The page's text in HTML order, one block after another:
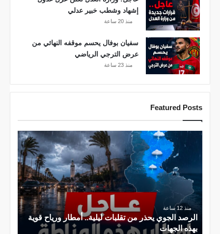
إشهاد وشطب خبير عدلي
منذ 20 ساعة
سفيان بوفال يحسم موقفه النهائي من
عرض الترجي الرياضي
منذ 23 ساعة
Featured Posts
ا
ا
منذ 12 ساعة
الرصد الجوي يحذر من تقلبات ليلية.. أمطار ورياح قوية
بهذه الجهات